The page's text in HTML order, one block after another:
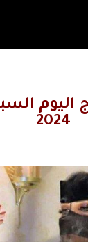
2024